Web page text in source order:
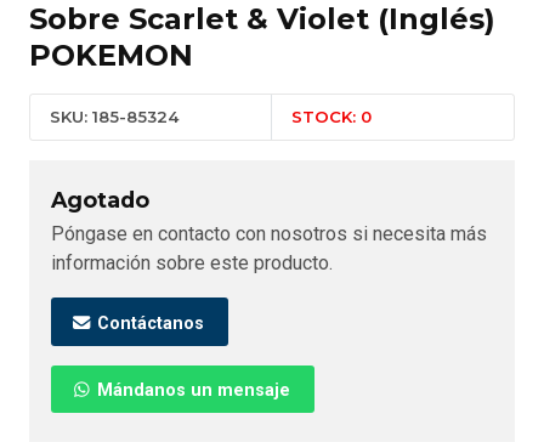
Sobre Scarlet & Violet (Inglés)
POKEMON
SKU: 185-85324 STOCK: 0
Agotado
Póngase en contacto con nosotros si necesita más
información sobre este producto.
Contáctanos
Mándanos un mensaje